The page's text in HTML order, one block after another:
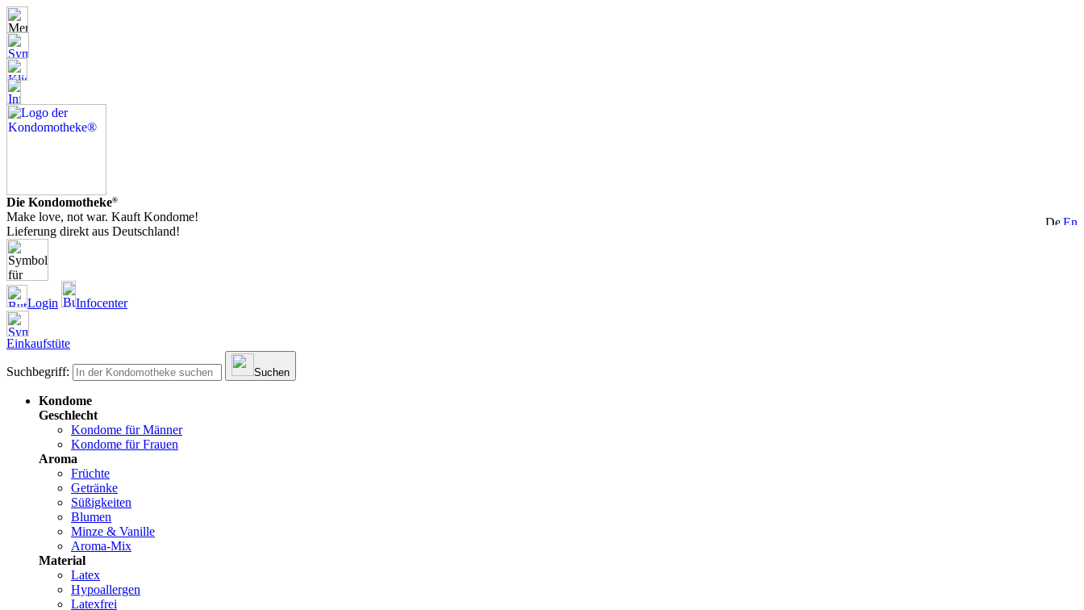
Die Kondomotheke®
Make love, not war. Kauft Kondome!
Lieferung direkt aus Deutschland!
Login Infocenter
Einkaufstüte
Suchbegriff: Suchen
Kondome
Geschlecht
Kondome für Männer
Kondome für Frauen
Aroma
Früchte
Getränke
Süßigkeiten
Blumen
Minze & Vanille
Aroma-Mix
Material
Latex
Hypoallergen
Latexfrei